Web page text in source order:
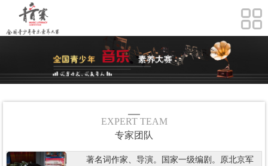
EXPERT TEAM
专家团队
著名词作家、导演。国家一级编剧。原北京军